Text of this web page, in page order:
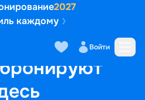
2027
каждому
Войти